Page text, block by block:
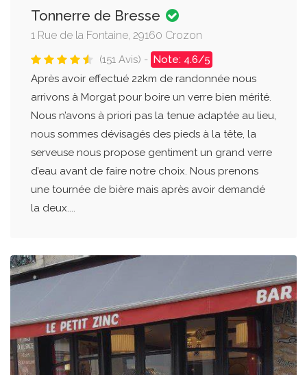
Tonnerre de Bresse
1 Rue de la Fontaine, 29160 Crozon
(151 Avis) - Note: 4.6/5
Après avoir effectué 22km de randonnée nous
arrivons à Morgat pour boire un verre bien mérité.
Nous n’avons à priori pas la tenue adaptée au lieu,
nous sommes dévisagés des pieds à la tête, la
serveuse nous propose gentiment un grand verre
d’eau avant de faire notre choix. Nous prenons
une tournée de bière mais après avoir demandé
la deux....